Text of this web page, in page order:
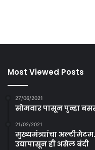
Most Viewed Posts
27/06/2021
सोमवार पासून पुन्हा
21/02/2021
मुख्यमंत्र्यांचा
उद्यापासून ही असेल बंदी